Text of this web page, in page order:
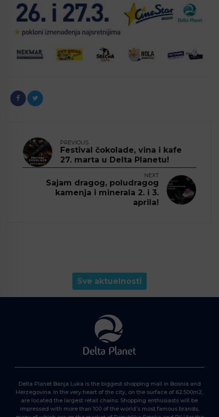
PREVIOUS
Festival čokolade, vina i kafe
27. marta u Delta Planetu!
NEXT
Sajam dragog, poludragog
kamenja i minerala 2. i 3.
aprila!
Sve aktuelnosti
Delta Planet Banja Luka is the biggest shopping mall in Bosnia and
Herzegovina. In the very heart of the city, on the surface of 62.500m2,
are located the largest retail chains. Shopping enthusiasts will be
impressed with more than 100 of the world’s most famous brands,